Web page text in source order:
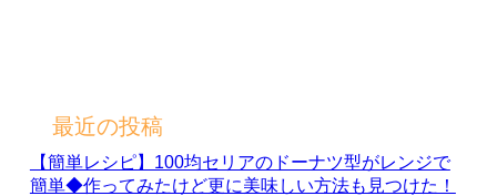
最近の投稿
【簡単レシピ】100均セリアのドーナツ型がレンジで
簡単◆作ってみたけど更に美味しい方法も見つけた！